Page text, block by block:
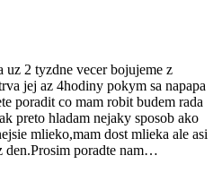
uz 2 tyzdne vecer bojujeme z
jej az 4hodiny pokym sa napapa
poradit co mam robit budem rada
preto hladam nejaky sposob ako
mlieko,mam dost mlieka ale asi
den.Prosim poradte nam…